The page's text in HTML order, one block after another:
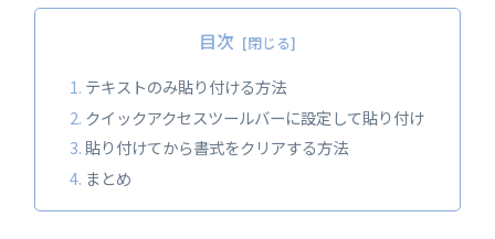
目次
テキストのみ貼り付ける方法
クイックアクセスツールバーに設定して貼り付け
貼り付けてから書式をクリアする方法
まとめ